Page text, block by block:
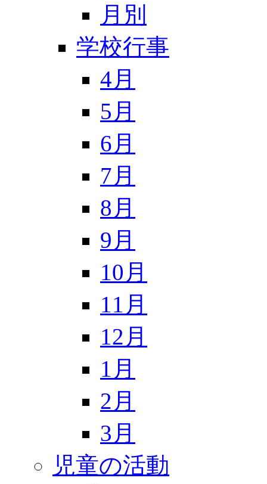
月別
学校行事
4月
5月
6月
7月
8月
9月
10月
11月
12月
1月
2月
3月
児童の活動